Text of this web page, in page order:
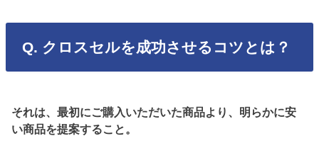
Q. クロスセルを成功させるコツとは？
それは、最初にご購入いただいた商品より、明らかに安
い商品を提案すること。